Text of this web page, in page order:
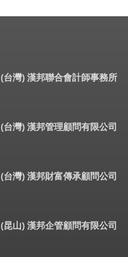
(台灣) 漢邦聯合會計師事務所
(台灣) 漢邦管理顧問有限公司
(台灣) 漢邦財富傳承顧問公司
(昆山) 漢邦企管顧問有限公司